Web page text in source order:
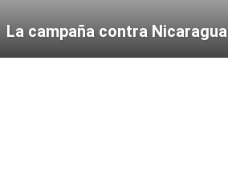
La campaña contra Nicaragua